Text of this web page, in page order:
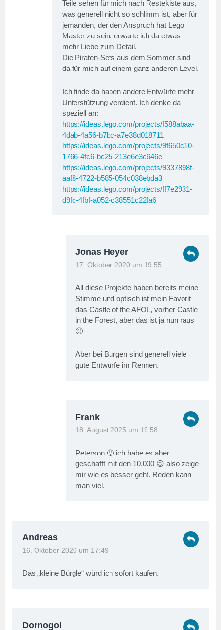
Teile sehen für mich nach Restekiste aus,
was generell nicht so schlimm ist, aber für
jemanden, der den Anspruch hat Lego
Master zu sein, erwarte ich da etwas
mehr Liebe zum Detail.
Die Piraten-Sets aus dem Sommer sind
da für mich auf einem ganz anderen Level.
Ich finde da haben andere Entwürfe mehr
Unterstützung verdient. Ich denke da
speziell an:
https://ideas.lego.com/projects/f588abaa-
4dab-4a56-b7bc-a7e38d018711
https://ideas.lego.com/projects/9f650c10-
1766-4fc6-bc25-213e6e3c646e
https://ideas.lego.com/projects/9337898f-
aaf8-4722-b585-054c038ebda3
https://ideas.lego.com/projects/ff7e2931-
d9fc-4fbf-a052-c38551c22fa6
Jonas Heyer
17. Oktober 2020 um 19:55
All diese Projekte haben bereits meine
Stimme und optisch ist mein Favorit
das Castle of the AFOL, vorher Castle
in the Forest, aber das ist ja nun raus
🙁
Aber bei Burgen sind generell viele
gute Entwürfe im Rennen.
Frank
18. August 2025 um 19:58
Peterson 🙂 ich habe es aber
geschafft mit den 10.000 😉 also zeige
mir wie es besser geht. Reden kann
man viel.
Andreas
16. Oktober 2020 um 17:49
Das „kleine Bürgle“ würd ich sofort kaufen.
Dornogol